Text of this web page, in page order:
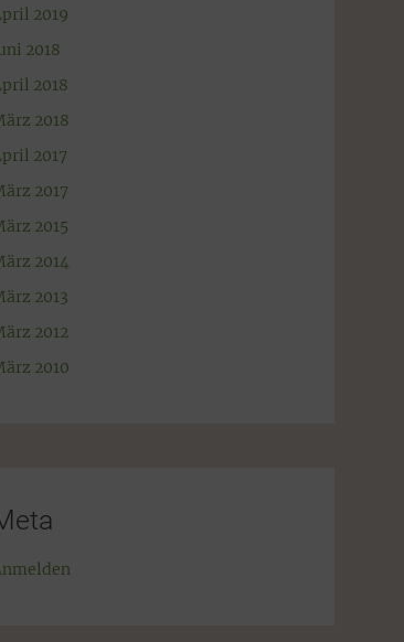
2019
2018
2018
2018
2017
2017
2015
2014
2013
2012
2010